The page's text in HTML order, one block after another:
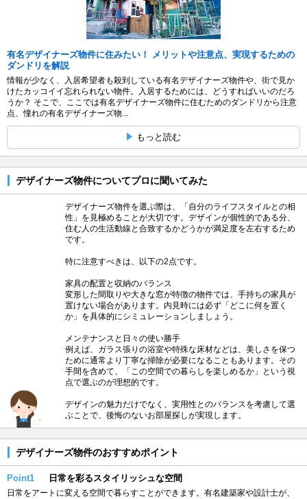
有名デザイナーズ物件に住みたい！ メリットや注意点、実現するための
ダンドリを解説
情報が少なく、入居希望者も殺到している有名デザイナーズ物件や、街で見か
けたカッコイイ忘れられない物件。入居するためには、どうすればいいのだろ
うか？ そこで、ここでは有名デザイナーズ物件に住むためのダンドリから注意
点、憧れの有名デザイナーズ物...
もっと読む
デザイナーズ物件についてプロに聞いてみた
デザイナーズ物件を選ぶ際は、「自分のライフスタイルとの相
性」を見極めることが大切です。デザインが個性的である分、
住む人の生活動線と合致するかどうかが満足度を左右するため
です。
特に注意すべきは、以下の2点です。
家具の配置と収納のバランス
変形した間取りや大きな窓が特徴の物件では、手持ちの家具が
置けない場合があります。内見時には必ず「どこに何を置く
か」を具体的にシミュレーションしましょう。
メンテナンスと日々の使い勝手
例えば、ガラス張りの浴室や特殊な床材などは、美しさを保つ
ために通常より丁寧な掃除が必要になることもあります。その
手間を含めて、「この空間での暮らしを楽しめるか」という視
点で選ぶのが理想的です。
デザインの魅力だけでなく、実用性とのバランスを考慮して選
ぶことで、後悔のないお部屋探しが実現します。
デザイナーズ物件のおすすめポイント
Point1 日常を彩るスタイリッシュな空間
日常をアートに変える空間で暮らすことができます。有名建築家や設計士が、